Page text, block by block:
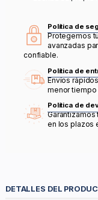
Política de
Protegemos
avanzadas
confiable.
Política de
Envíos
menor tiempo
Política de
en los plazos
DETALLES DEL